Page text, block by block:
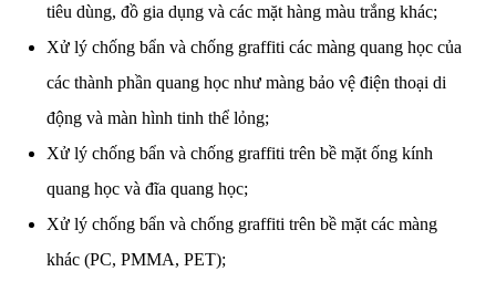
tiêu dùng, đồ gia dụng và các mặt hàng màu trắng khác;
Xử lý chống bẩn và chống graffiti các màng quang học của
các thành phần quang học như màng bảo vệ điện thoại di
động và màn hình tinh thể lỏng;
Xử lý chống bẩn và chống graffiti trên bề mặt ống kính
quang học và đĩa quang học;
Xử lý chống bẩn và chống graffiti trên bề mặt các màng
khác (PC, PMMA, PET);